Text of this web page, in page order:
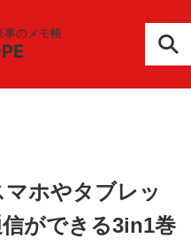
事のメモ帳
ホやタブレッ
信ができる3in1巻